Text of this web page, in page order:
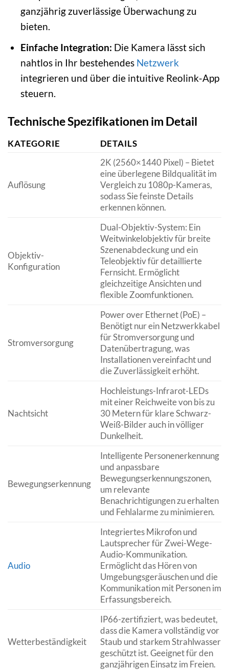
ganzjährig zuverlässige Überwachung zu
bieten.
Einfache Integration: Die Kamera lässt sich
nahtlos in Ihr bestehendes Netzwerk
integrieren und über die intuitive Reolink-App
steuern.
Technische Spezifikationen im Detail
KATEGORIE DETAILS
Auflösung
2K (2560×1440 Pixel) – Bietet
eine überlegene Bildqualität im
Vergleich zu 1080p-Kameras,
sodass Sie feinste Details
erkennen können.
Objektiv-
Konfiguration
Dual-Objektiv-System: Ein
Weitwinkelobjektiv für breite
Szenenabdeckung und ein
Teleobjektiv für detaillierte
Fernsicht. Ermöglicht
gleichzeitige Ansichten und
flexible Zoomfunktionen.
Stromversorgung
Power over Ethernet (PoE) –
Benötigt nur ein Netzwerkkabel
für Stromversorgung und
Datenübertragung, was
Installationen vereinfacht und
die Zuverlässigkeit erhöht.
Nachtsicht
Hochleistungs-Infrarot-LEDs
mit einer Reichweite von bis zu
30 Metern für klare Schwarz-
Weiß-Bilder auch in völliger
Dunkelheit.
Bewegungserkennung
Intelligente Personenerkennung
und anpassbare
Bewegungserkennungszonen,
um relevante
Benachrichtigungen zu erhalten
und Fehlalarme zu minimieren.
Audio
Integriertes Mikrofon und
Lautsprecher für Zwei-Wege-
Audio-Kommunikation.
Ermöglicht das Hören von
Umgebungsgeräuschen und die
Kommunikation mit Personen im
Erfassungsbereich.
Wetterbeständigkeit
IP66-zertifiziert, was bedeutet,
dass die Kamera vollständig vor
Staub und starkem Strahlwasser
geschützt ist. Geeignet für den
ganzjährigen Einsatz im Freien.